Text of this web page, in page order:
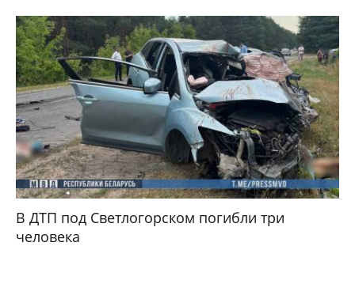
В ДТП под Светлогорском погибли три
человека